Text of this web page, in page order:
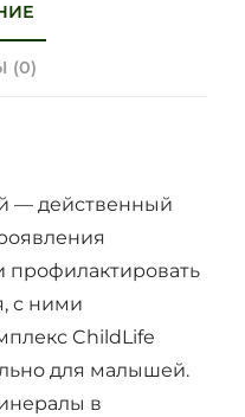
(0)
— действенный
профилактировать
с ними
ChildLife
для малышей.
в